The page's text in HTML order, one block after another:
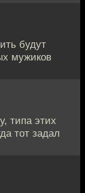
будут
мужиков
типа этих
тот задал